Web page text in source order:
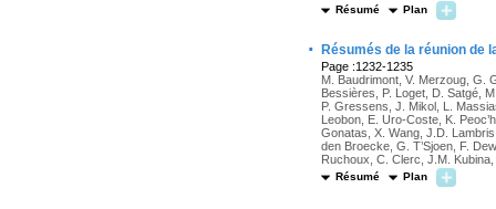
Résumé Plan
· Résumés de la réunion de
Page :1232-1235
M. Baudrimont, V. Merzoug, G.
Bessières, P. Loget, D. Satgé,
P. Gressens, J. Mikol, L.
Leobon, E. Uro-Coste, K.
Gonatas, X. Wang, J.D.
den Broecke, G. T’Sjoen, F.
Ruchoux, C. Clerc, J.M.
Résumé Plan